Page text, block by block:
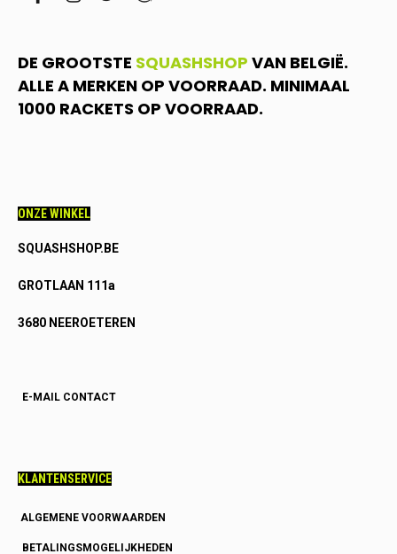
DE GROOTSTE SQUASHSHOP VAN BELGIË.
ALLE A MERKEN OP VOORRAAD. MINIMAAL
1000 RACKETS OP VOORRAAD.
ONZE WINKEL
SQUASHSHOP.BE
GROTLAAN 111a
3680 NEEROETEREN
E-MAIL CONTACT
KLANTENSERVICE
ALGEMENE VOORWAARDEN
BETALINGSMOGELIJKHEDEN